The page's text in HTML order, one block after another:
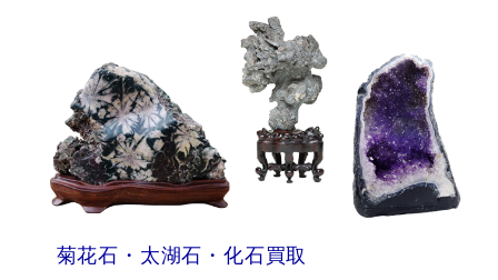
菊花石・太湖石・化石買取